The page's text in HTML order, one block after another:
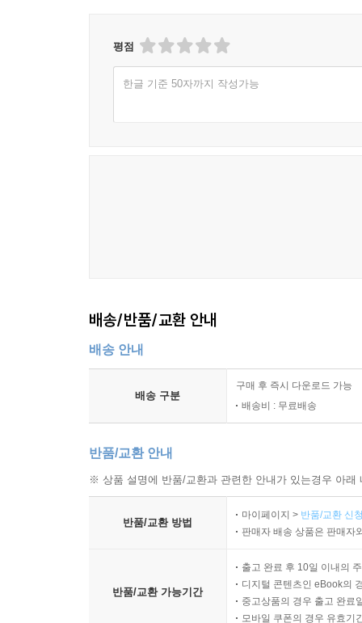
평점
한글 기준 50자까지 작성가능
배송/반품/교환 안내
배송 안내
배송 구분
구매 후 즉시 다운로드 가능
배송비 : 무료배송
반품/교환 안내
※ 상품 설명에 반품/교환과 관련한 안내가 있는경우 아
반품/교환 방법
마이페이지 > 반품/교환 신
판매자 배송 상품은 판매자
반품/교환 가능기간
출고 완료 후 10일 이내의
디지털 콘텐츠인 eBook의
중고상품의 경우 출고 완료
모바일 쿠폰의 경우 유효기